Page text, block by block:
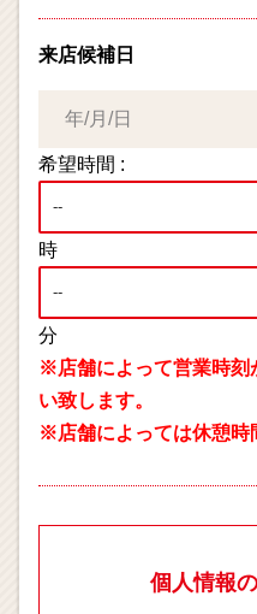
来店候補日
希望時間 :
時
分
※店舗によって営業時刻
い致します。
※店舗によっては休憩時
個人情報